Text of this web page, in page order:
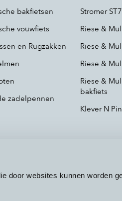
door websites kunnen worden
bakfietsen
vouwfiets
en Rugzakken
zadelpennen
Stromer ST7
Riese &
Riese &
Riese &
Riese &
bakfiets
Klever N